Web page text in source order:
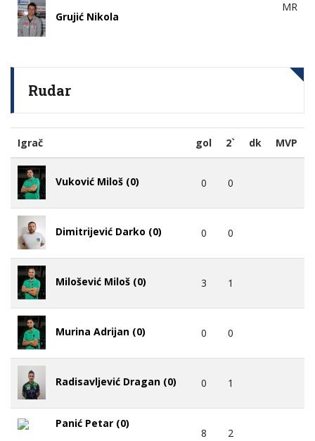
Grujić Nikola
MR
Rudar
Igrač gol 2` dk MVP
Vuković Miloš (0) 0 0
Dimitrijević Darko (0) 0 0
Milošević Miloš (0) 3 1
Murina Adrijan (0) 0 0
Radisavljević Dragan (0) 0 1
Panić Petar (0)
8 2